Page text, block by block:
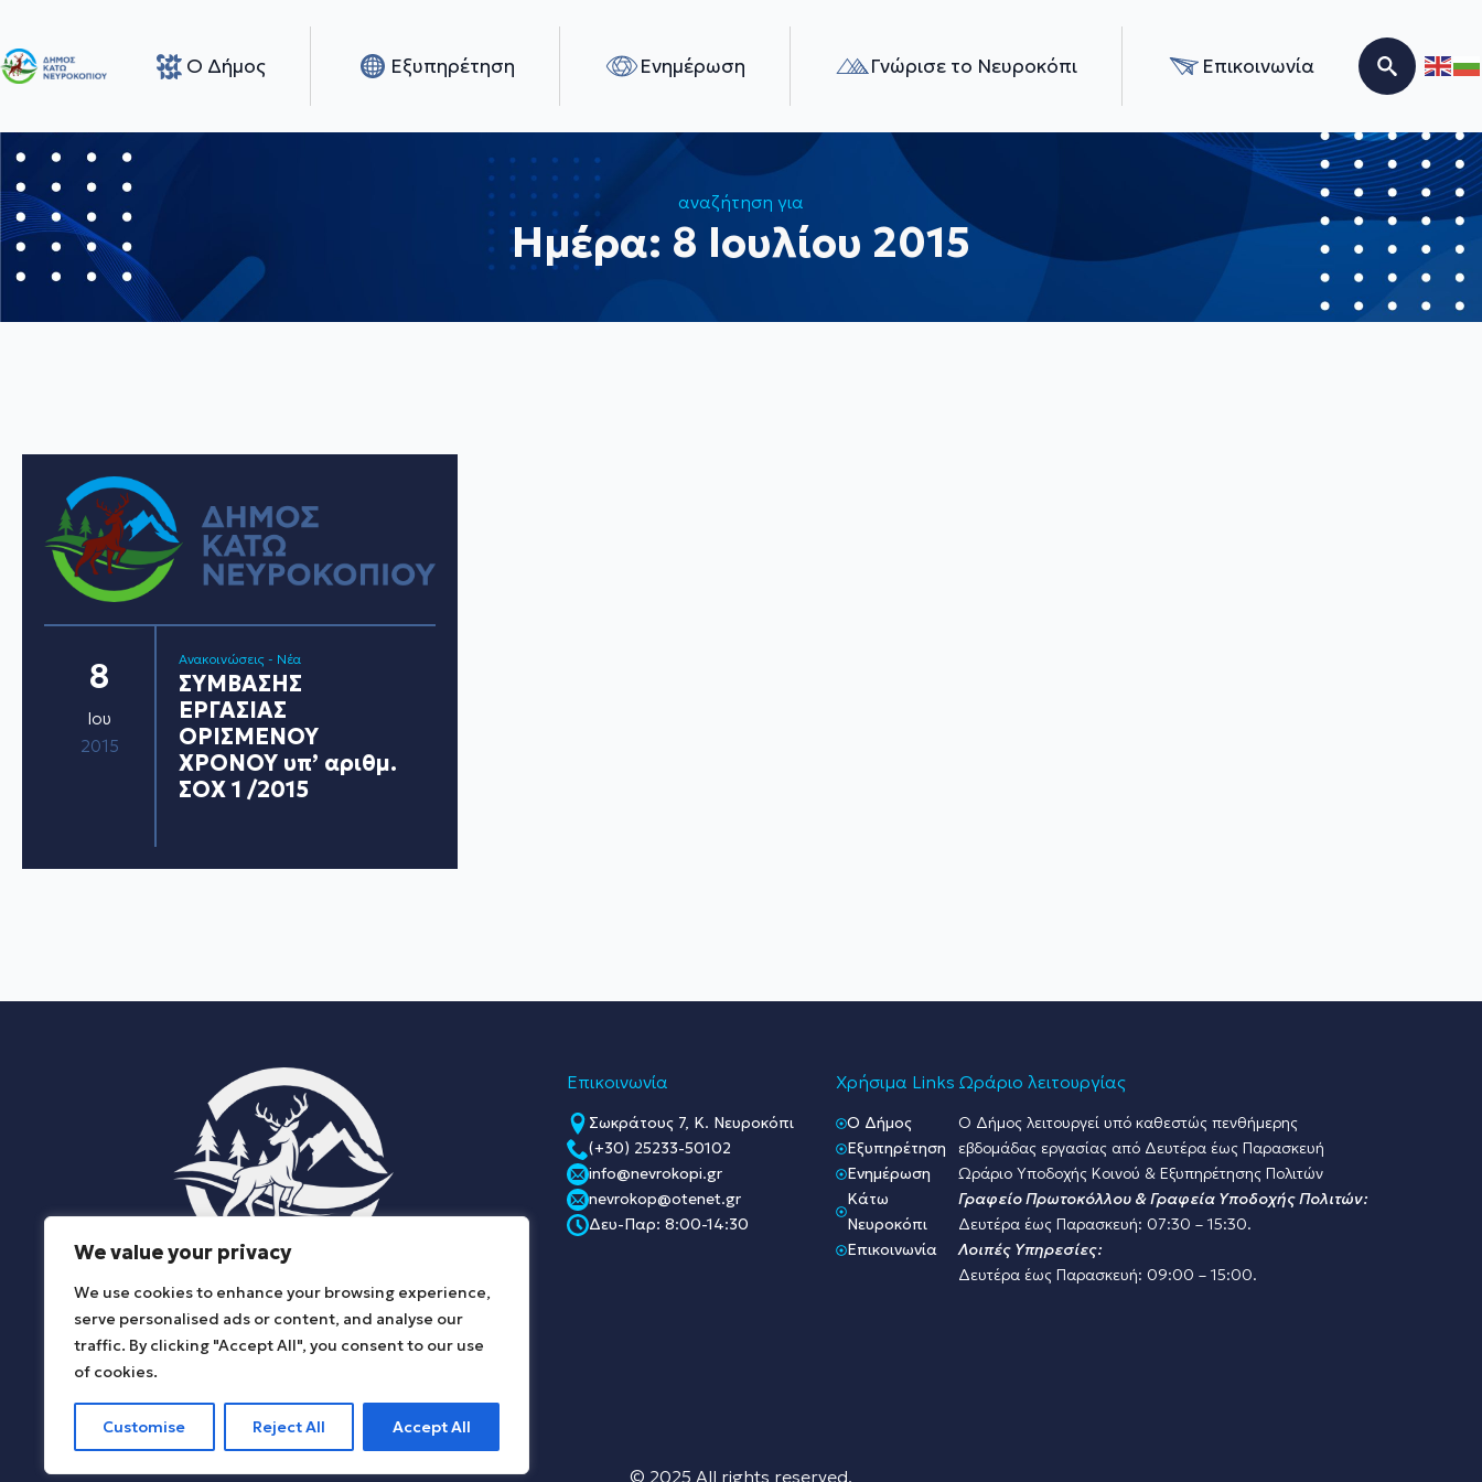
We value your privacy
We use cookies to enhance your browsing experience,
serve personalised ads or content, and analyse our
traffic. By clicking "Accept All", you consent to our use
of cookies.
Customise Reject All Accept All
Ο Δήμος Εξυπηρέτηση Ενημέρωση Γνώρισε το Νευροκόπι
Επικοινωνία
Search for:
αναζήτηση για
Ημέρα: 8 Ιουλίου 2015
8
Ιου
2015
Ανακοινώσεις - Νέα
ΣΥΜΒΑΣΗΣ
ΕΡΓΑΣΙΑΣ
ΟΡΙΣΜΕΝΟΥ
ΧΡΟΝΟΥ υπ’ αριθμ.
ΣΟΧ 1 /2015
ΔΗΜΟΣ ΚΑΤΩ ΝΕΥΡΟΚΟΠΙΟΥ
Επικοινωνία
Σωκράτους 7, Κ. Νευροκόπι
(+30) 25233-50102
info@nevrokopi.gr
nevrokop@otenet.gr
Δευ-Παρ: 8:00-14:30
Χρήσιμα Links
O Δήμος
Εξυπηρέτηση
Ενημέρωση
Κάτω
Νευροκόπι
Επικοινωνία
Ωράριο λειτουργίας
Ο Δήμος λειτουργεί υπό καθεστώς πενθήμερης
εβδομάδας εργασίας από Δευτέρα έως Παρασκευή
Ωράριο Υποδοχής Κοινού & Εξυπηρέτησης Πολιτών
Γραφείο Πρωτοκόλλου & Γραφεία Υποδοχής Πολιτών:
Δευτέρα έως Παρασκευή: 07:30 – 15:30.
Λοιπές Υπηρεσίες:
Δευτέρα έως Παρασκευή: 09:00 – 15:00.
© 2025 All rights reserved.